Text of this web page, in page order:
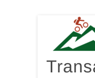
springen